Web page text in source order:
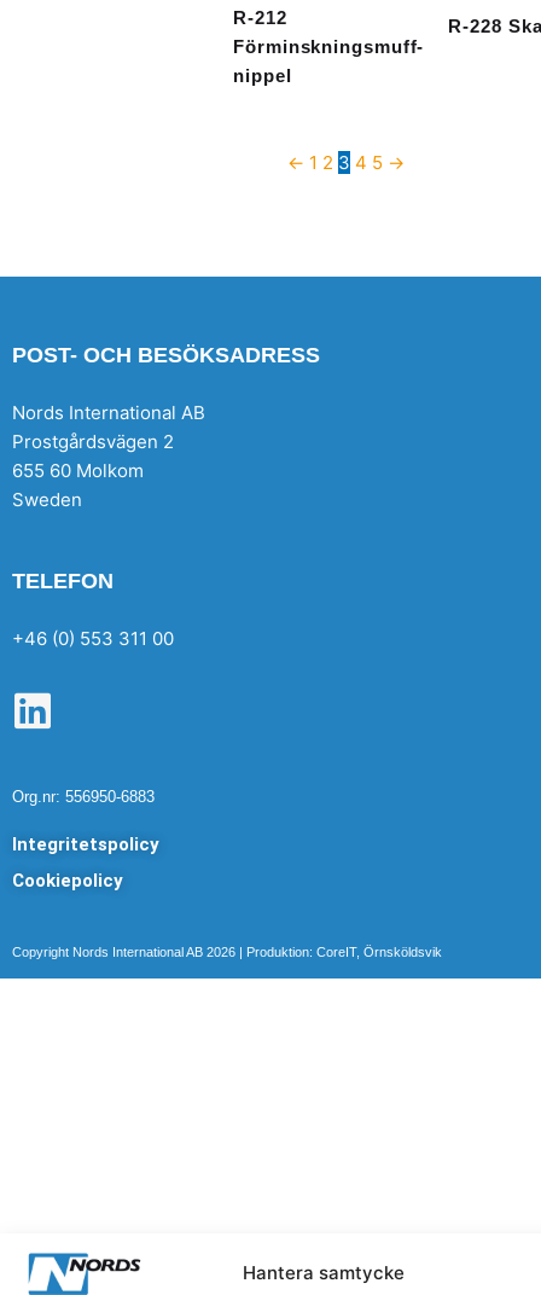
Hantera samtycke
R-212
Förminskningsmuff-
nippel
R-228
← 1 2 3 4 5 →
POST- OCH BESÖKSADRESS
Nords International AB
Prostgårdsvägen 2
655 60 Molkom
Sweden
TELEFON
+46 (0) 553 311 00
L
n
k
e
i
Org.nr: 556950-6883
Integritetspolicy
Cookiepolicy
Copyright Nords International AB 2026 | Produktion: CoreIT, Örnsköldsvik